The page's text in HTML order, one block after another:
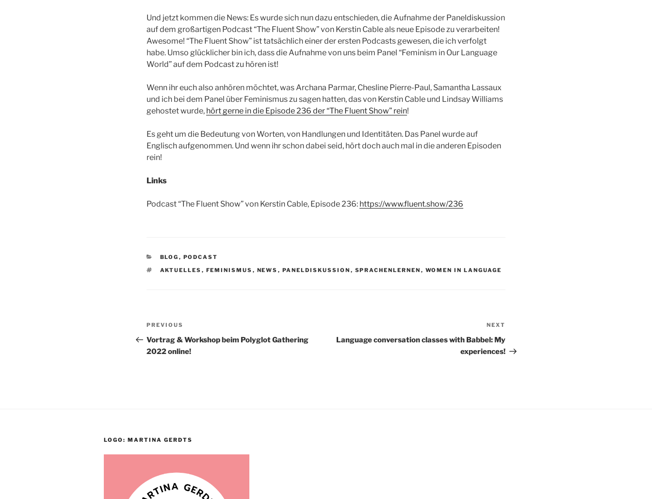
Und jetzt kommen die News: Es wurde sich nun dazu entschieden, die Aufnahme der Paneldiskussion
auf dem großartigen Podcast “The Fluent Show” von Kerstin Cable als neue Episode zu verarbeiten!
Awesome! “The Fluent Show” ist tatsächlich einer der ersten Podcasts gewesen, die ich verfolgt
habe. Umso glücklicher bin ich, dass die Aufnahme von uns beim Panel “Feminism in Our Language
World” auf dem Podcast zu hören ist!
Wenn ihr euch also anhören möchtet, was Archana Parmar, Chesline Pierre-Paul, Samantha Lassaux
und ich bei dem Panel über Feminismus zu sagen hatten, das von Kerstin Cable und Lindsay Williams
gehostet wurde, hört gerne in die Episode 236 der “The Fluent Show” rein!
Es geht um die Bedeutung von Worten, von Handlungen und Identitäten. Das Panel wurde auf
Englisch aufgenommen. Und wenn ihr schon dabei seid, hört doch auch mal in die anderen Episoden
rein!
Links
Podcast “The Fluent Show” von Kerstin Cable, Episode 236: https://www.fluent.show/236
CATEGORIES
BLOG , PODCAST
TAGS
AKTUELLES , FEMINISMUS , NEWS , PANELDISKUSSION , SPRACHENLERNEN , WOMEN IN LANGUAGE
Post
navigation
Previous
Post
PREVIOUS
Vortrag & Workshop beim Polyglot Gathering
2022 online!
Post
NEXT
Language conversation classes with Babbel: My
experiences!
LOGO: MARTINA GERDTS